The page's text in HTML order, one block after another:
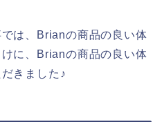
は、Brianの商品の良い体
に、Brianの商品の良い体
きました♪